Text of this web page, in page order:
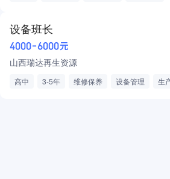
物业设施运维
设备班长
4000-6000元
山西瑞达再生资源
高中 3-5年 维修保养 设备管理
生